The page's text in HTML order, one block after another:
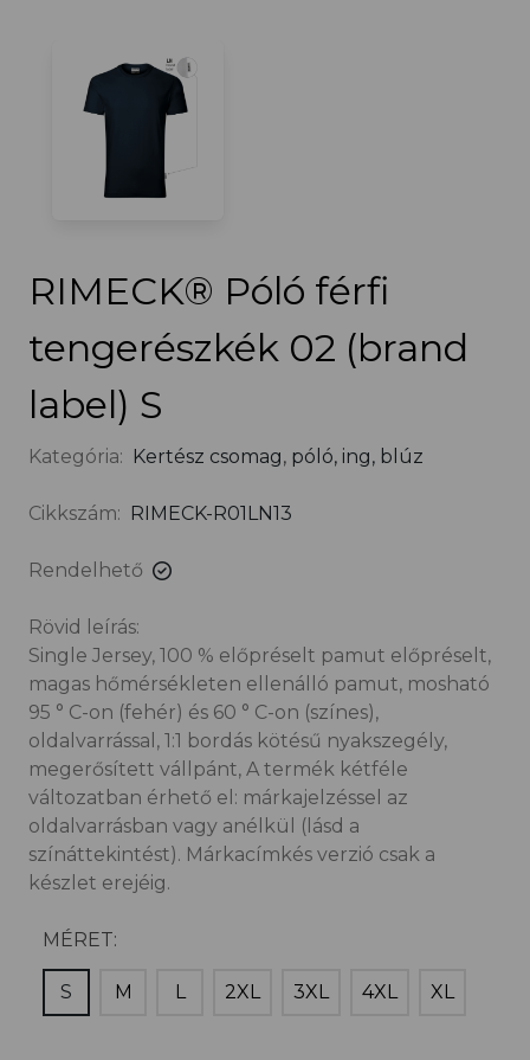
RIMECK® Póló férfi
tengerészkék 02 (brand
label) S
Kategória: Kertész csomag, póló, ing, blúz
Cikkszám: RIMECK-R01LN13
Rendelhető
Rövid leírás:
Single Jersey, 100 % előpréselt pamut előpréselt,
magas hőmérsékleten ellenálló pamut, mosható
95 ° C-on (fehér) és 60 ° C-on (színes),
oldalvarrással, 1:1 bordás kötésű nyakszegély,
megerősített vállpánt, A termék kétféle
változatban érhető el: márkajelzéssel az
oldalvarrásban vagy anélkül (lásd a
színáttekintést). Márkacímkés verzió csak a
készlet erejéig.
MÉRET:
S M L 2XL 3XL 4XL XL